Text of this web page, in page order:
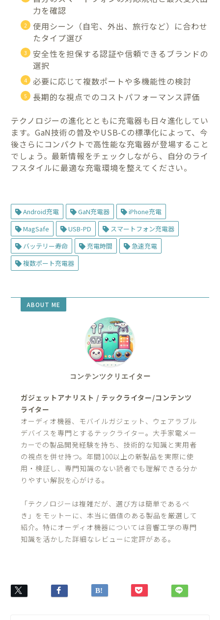
力を確認
使用シーン（自宅、外出、旅行など）に合わせ
たタイプ選び
安全性を担保する認証や信頼できるブランドの
選択
必要に応じて複数ポートや多機能性の検討
長期的な視点でのコストパフォーマンス評価
テクノロジーの進化とともに充電器も日々進化してい
ます。GaN技術の普及やUSB-Cの標準化によって、今
後さらにコンパクトで高性能な充電器が登場すること
でしょう。最新情報をチェックしながら、自分のライ
フスタイルに最適な充電環境を整えてください。
Android充電 GaN充電器
iPhone充電
MagSafe
USB-PD
スマートフォン充電器
バッテリー寿命
充電時間
急速充電
複数ポート充電器
ABOUT ME
コンテンツクリエイター
ガジェットアナリスト / テックライター/コンテンツ
ライター
オーディオ機器、モバイルガジェット、ウェアラブル
デバイスを専門とするテックライター。大手家電メー
カーでの製品開発経験を持ち、技術的な知識と実用者
の視点を併せ持つ。年間100以上の新製品を実際に使
用・検証し、専門知識のない読者でも理解できる分か
りやすい解説を心がける。
「テクノロジーは複雑だが、選び方は簡単であるべ
き」をモットーに、本当に価値のある製品を厳選して
紹介。特にオーディオ機器については音響工学の専門
知識を活かした詳細なレビューに定評がある。